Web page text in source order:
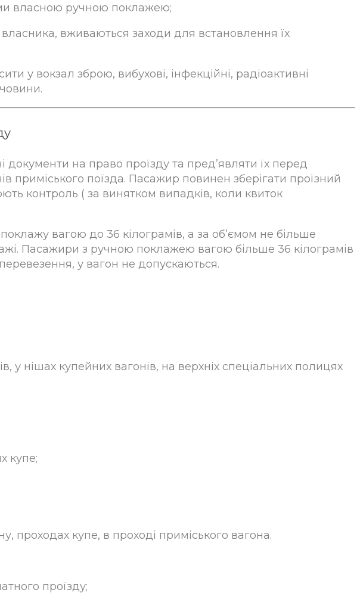
власною ручною поклажею;
вживаються заходи для встановлення їх
у вокзал зброю, вибухові, інфекційні, радіоактивні
документи на право проїзду та пред’являти їх перед
приміського поїзда. Пасажир повинен зберігати проїзний
контроль ( за винятком випадків, коли квиток
вагою до 36 кілограмів, а за об’ємом не більше
Пасажири з ручною поклажею вагою більше 36 кілограмів
у вагон не допускаються.
у нішах купейних вагонів, на верхніх спеціальних полицях
купе;
проходах купе, в проході приміського вагона.
проїзду;